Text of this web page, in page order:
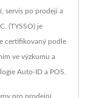
servis po prodeji a
(TYSSO) je
certifikovaný podle
ve výzkumu a
Auto-ID a POS.
pro prodejní